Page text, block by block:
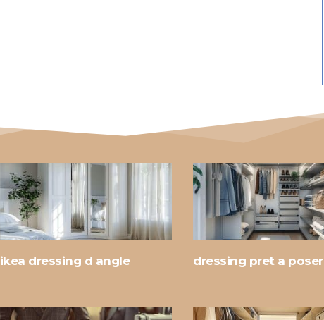
ikea dressing d angle dressing pret a poser